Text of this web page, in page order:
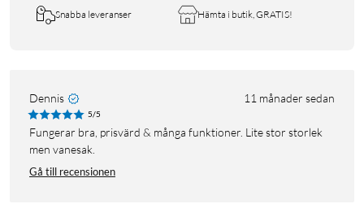
Snabba leveranser Hämta i butik, GRATIS!
Dennis 11 månader sedan
5/5
Fungerar bra, prisvärd & många funktioner. Lite stor storlek
men vanesak.
Gå till recensionen